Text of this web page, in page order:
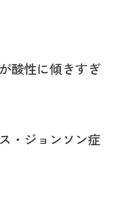
酸性に傾きすぎ
・ジョンソン症